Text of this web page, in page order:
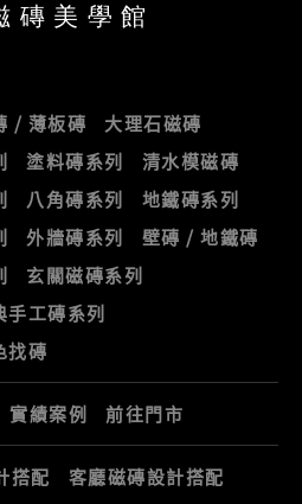
磚美學館
/ 薄板磚
大理石磁磚
塗料磚系列
清水模磁磚
八角磚系列
地鐵磚系列
外牆磚系列
壁磚 / 地鐵磚
玄關磁磚系列
手工磚系列
找磚
實績案例 前往門市
搭配
客廳磁磚設計搭配